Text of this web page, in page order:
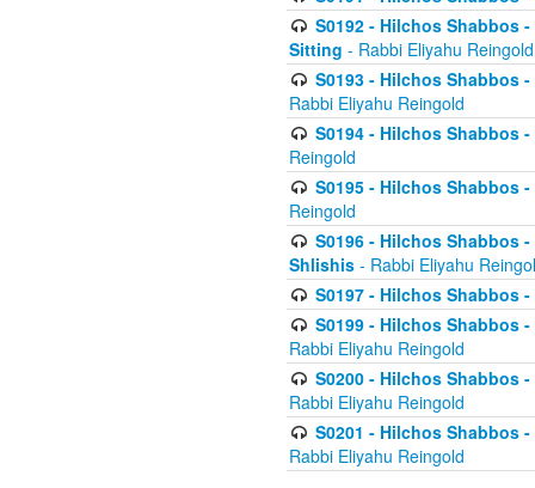
S0192 - Hilchos Shabbos
Sitting - Rabbi Eliyahu Reingold
S0193 - Hilchos Shabbos
Rabbi Eliyahu Reingold
S0194 - Hilchos Shabbos
Reingold
S0195 - Hilchos Shabbos
Reingold
S0196 - Hilchos Shabbos
Shlishis - Rabbi Eliyahu
S0197 - Hilchos Shabbos
S0199 - Hilchos Shabbos
Rabbi Eliyahu Reingold
S0200 - Hilchos Shabbos
Rabbi Eliyahu Reingold
S0201 - Hilchos Shabbos
Rabbi Eliyahu Reingold